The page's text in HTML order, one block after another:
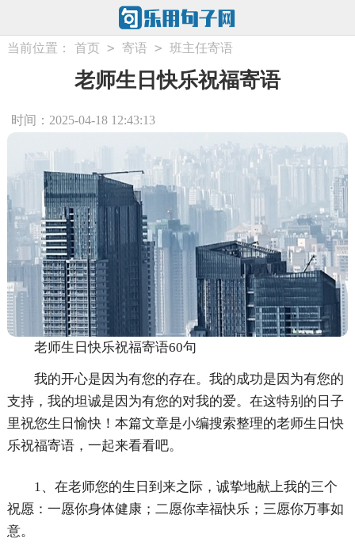
当前位置： 首页 > 寄语 > 班主任寄语
老师生日快乐祝福寄语
时间：2025-04-18 12:43:13
老师生日快乐祝福寄语60句
我的开心是因为有您的存在。我的成功是因为有您的
支持，我的坦诚是因为有您的对我的爱。在这特别的日子
里祝您生日愉快！本篇文章是小编搜索整理的老师生日快
乐祝福寄语，一起来看看吧。
1、在老师您的生日到来之际，诚挚地献上我的三个
祝愿：一愿你身体健康；二愿你幸福快乐；三愿你万事如
意。